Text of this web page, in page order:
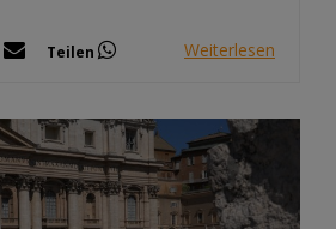
Teilen Weiterlesen